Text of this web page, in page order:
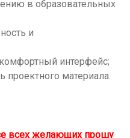
в образовательных
и
интерфейс;
проектного материала.
всех желающих прошу